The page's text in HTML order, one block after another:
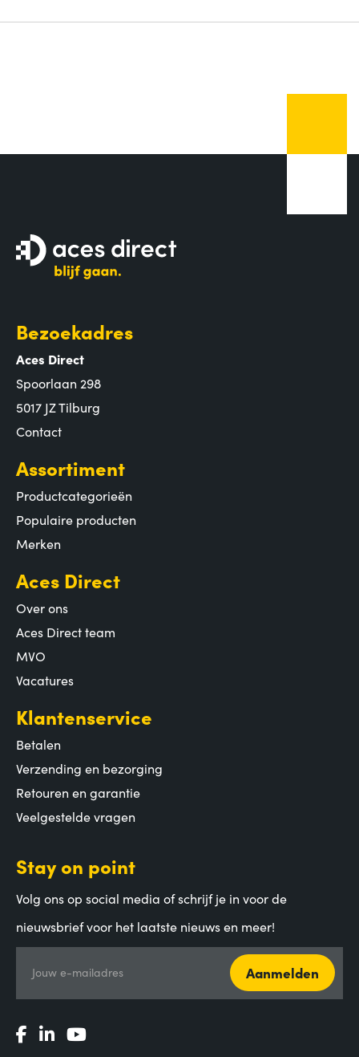
Bezoekadres
Aces Direct
Spoorlaan 298
5017 JZ Tilburg
Contact
Assortiment
Productcategorieën
Populaire producten
Merken
Aces Direct
Over ons
Aces Direct team
MVO
Vacatures
Klantenservice
Betalen
Verzending en bezorging
Retouren en garantie
Veelgestelde vragen
Stay on point
Volg ons op social media of schrijf je in voor de
nieuwsbrief voor het laatste nieuws en meer!
Jouw e-mailadres Aanmelden